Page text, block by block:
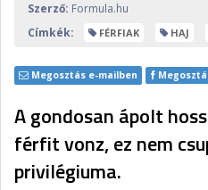
Szerző: Formula.hu
Címkék:
FÉRFIAK HAJ
Megosztás e-mailben
A gondosan ápolt
férfit vonz, ez nem
privilégiuma.